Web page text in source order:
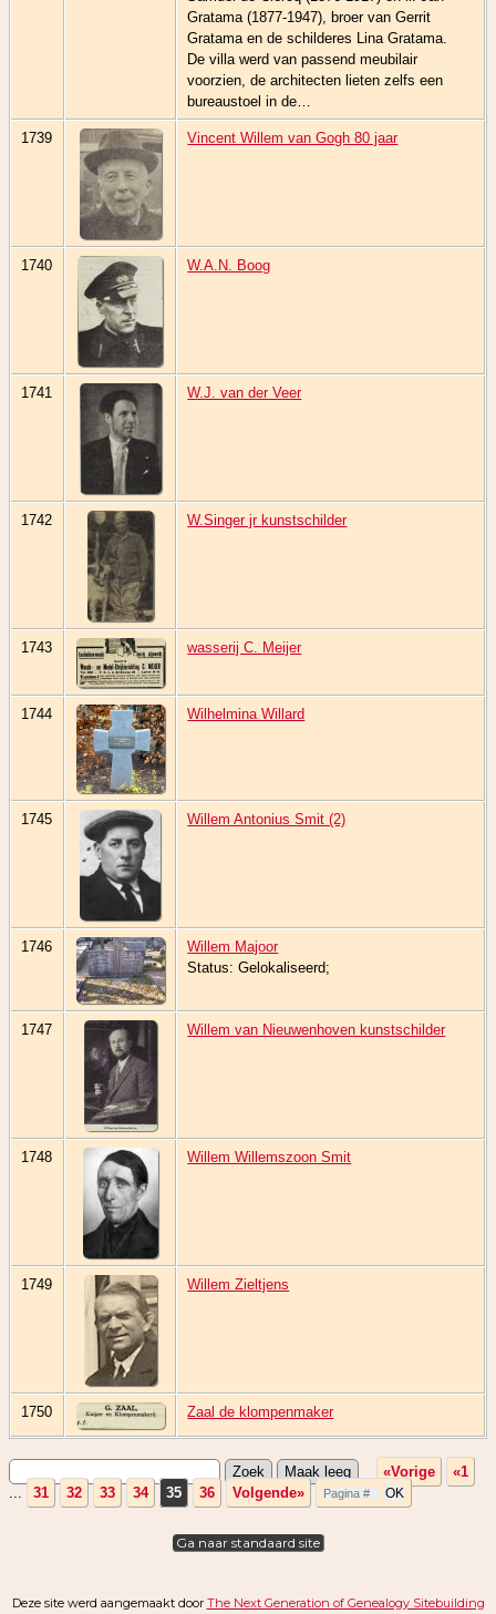
Gratama (1877-1947), broer van Gerrit
Gratama en de schilderes Lina Gratama.
De villa werd van passend meubilair
voorzien, de architecten lieten zelfs een
bureaustoel in de…
1739 Vincent Willem van Gogh 80 jaar
1740 W.A.N. Boog
1741 W.J. van der Veer
1742 W.Singer jr kunstschilder
1743 wasserij C. Meijer
1744 Wilhelmina Willard
1745 Willem Antonius Smit (2)
1746
Willem Majoor
Status: Gelokaliseerd;
1747 Willem van Nieuwenhoven kunstschilder
1748 Willem Willemszoon Smit
1749 Willem Zieltjens
1750 Zaal de klompenmaker
«Vorige
«1
31 32 33 34 35 36 Volgende»
Ga naar standaard site
Deze site werd aangemaakt door The Next Generation of Genealogy Sitebuilding